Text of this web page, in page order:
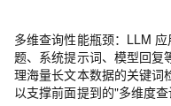
多维查询性能瓶颈： LLM
题、系统提示词、模型回复
理海量长文本数据的关键词
以支撑前面提到的"多维度查